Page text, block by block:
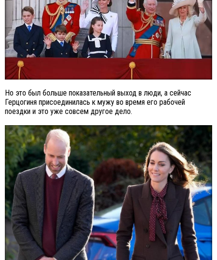
Но это был больше показательный выход в люди, а сейчас
Герцогиня присоединилась к мужу во время его рабочей
поездки и это уже совсем другое дело.